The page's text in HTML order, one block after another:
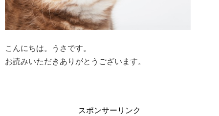
こんにちは。うさです。
お読みいただきありがとうございます。
スポンサーリンク